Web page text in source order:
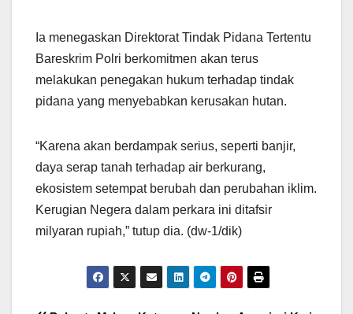
Ia menegaskan Direktorat Tindak Pidana Tertentu
Bareskrim Polri berkomitmen akan terus
melakukan penegakan hukum terhadap tindak
pidana yang menyebabkan kerusakan hutan.
“Karena akan berdampak serius, seperti banjir,
daya serap tanah terhadap air berkurang,
ekosistem setempat berubah dan perubahan iklim.
Kerugian Negera dalam perkara ini ditafsir
milyaran rupiah,” tutup dia. (dw-1/dik)